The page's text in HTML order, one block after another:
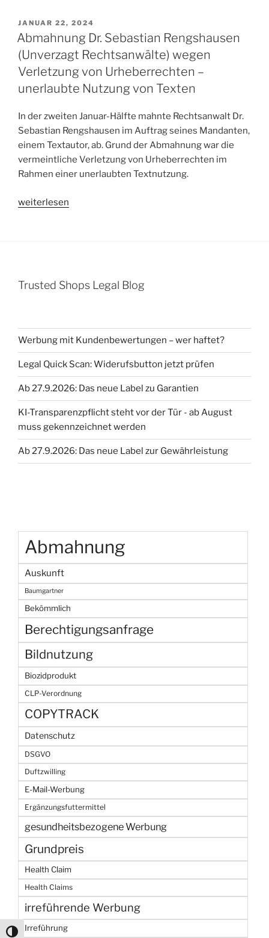
Umschalten auf hohe Kontraste
(Rechtsanwälte
Dr.
Schultheiß)
für
Frame
for
GmbH
wegen
unerlaubter
Verwendung
von
(Urheberrecht)“
VERÖFFENTLICHT
AM
JANUAR 22, 2024
Abmahnung Dr. Sebastian Rengshausen
(Unverzagt Rechtsanwälte) wegen
Verletzung von Urheberrechten –
unerlaubte Nutzung von Texten
In der zweiten Januar-Hälfte mahnte Rechtsanwalt Dr.
Sebastian Rengshausen im Auftrag seines Mandanten,
einem Textautor, ab. Grund der Abmahnung war die
vermeintliche Verletzung von Urheberrechten im
Rahmen einer unerlaubten Textnutzung.
„Abmahnung
wegen
Urheberrechten
–
unerlaubte
Nutzung
von
Texten“
weiterlesen
Trusted Shops Legal Blog
Werbung mit Kundenbewertungen – wer haftet?
Legal Quick Scan: Widerufsbutton jetzt prüfen
Ab 27.9.2026: Das neue Label zu Garantien
KI-Transparenzpflicht steht vor der Tür - ab August
muss gekennzeichnet werden
Ab 27.9.2026: Das neue Label zur Gewährleistung
Abmahnung
Auskunft
Baumgartner
Bekömmlich
Berechtigungsanfrage
Bildnutzung
Biozidprodukt
CLP-Verordnung
COPYTRACK
Datenschutz
DSGVO
Duftzwilling
E-Mail-Werbung
Ergänzungsfuttermittel
gesundheitsbezogene Werbung
Grundpreis
Health Claim
Health Claims
irreführende Werbung
Irreführung